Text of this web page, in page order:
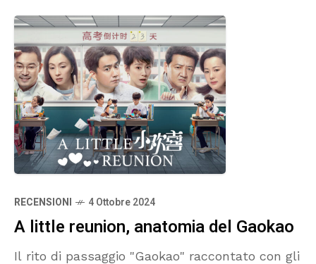
RECENSIONI 4 Ottobre 2024
A little reunion, anatomia del Gaokao
Il rito di passaggio "Gaokao" raccontato con gli